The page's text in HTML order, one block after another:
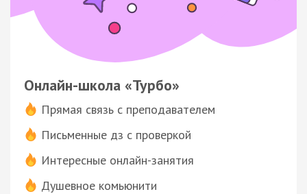
Онлайн-школа «Турбо»
Прямая связь с преподавателем
Письменные дз с проверкой
Интересные онлайн-занятия
Душевное комьюнити